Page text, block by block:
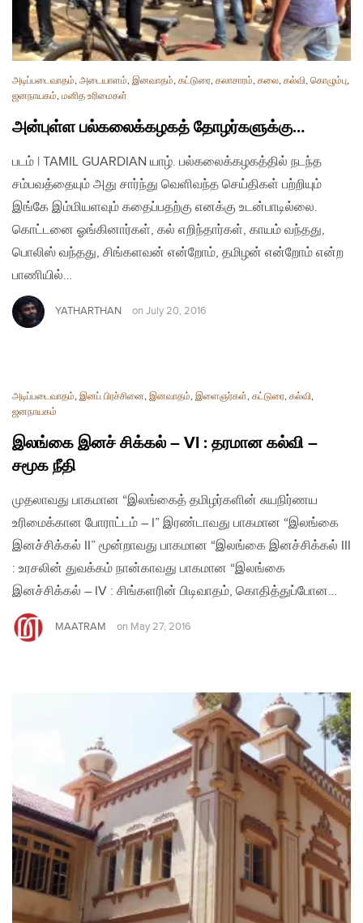
அடிப்படைவாதம், அடையாளம், இனவாதம், கட்டுரை, கலாசாரம், கலை, கல்வி, கொழும்பு,
ஜனநாயகம், மனித உரிமைகள்
அன்புள்ள பல்கலைக்கழகத் தோழர்களுக்கு…
படம் | TAMIL GUARDIAN யாழ். பல்கலைக்கழகத்தில் நடந்த
சம்பவத்தையும் அது சார்ந்து வெளிவந்த செய்திகள் பற்றியும்
இங்கே இம்மியளவும் கதைப்பதற்கு எனக்கு உடன்பாடில்லை.
கொட்டனை ஓங்கினார்கள், கல் எறிந்தார்கள், காயம் வந்தது,
பொலிஸ் வந்தது, சிங்களவன் என்றோம், தமிழன் என்றோம் என்ற
பாணியில்…
YATHARTHAN on July 20, 2016
அடிப்படைவாதம், இனப் பிரச்சினை, இனவாதம், இளைஞர்கள், கட்டுரை, கல்வி,
ஜனநாயகம்
இலங்கை இனச் சிக்கல் – VI : தரமான கல்வி –
சமூக நீதி
முதலாவது பாகமான “இலங்கைத் தமிழர்களின் சுயநிர்ணய
உரிமைக்கான போராட்டம் – I” இரண்டாவது பாகமான “இலங்கை
இனச்சிக்கல் II” மூன்றாவது பாகமான “இலங்கை இனச்சிக்கல் III
: உரசலின் துவக்கம் நான்காவது பாகமான “இலங்கை
இனச்சிக்கல் – IV : சிங்களரின் பிடிவாதம், கொதித்துப்போன…
MAATRAM on May 27, 2016